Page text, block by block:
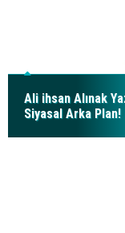
Ali ihsan Alınak
Siyasal Arka Plan!